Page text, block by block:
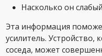
Насколько он
Эта информация
усилитель. Устройство,
соседа, может